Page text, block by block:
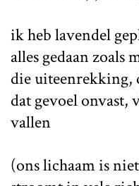
ik heb lavendel
alles gedaan zoals
die uiteenrekking,
dat gevoel onvast,
vallen
(ons lichaam is